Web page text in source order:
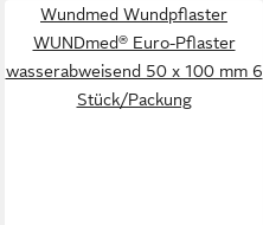
Wundmed Wundpflaster
WUNDmed® Euro-Pflaster
wasserabweisend 50 x 100 mm 6
Stück/Packung